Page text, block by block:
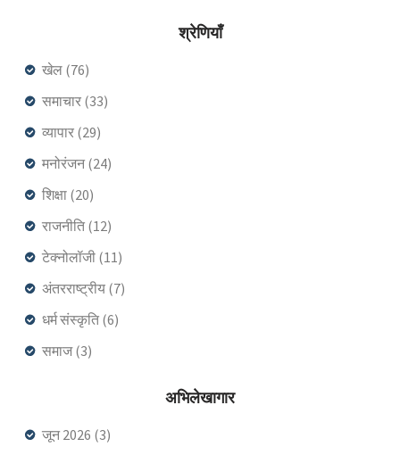
श्रेणियाँ
खेल (76)
समाचार (33)
व्यापार (29)
मनोरंजन(24)
शिक्षा (20)
राजनीति (12)
टेक्नोलॉजी (11)
अंतरराष्ट्रीय (7)
धर्म संस्कृति (6)
समाज(3)
अभिलेखागार
जून 2026 (3)